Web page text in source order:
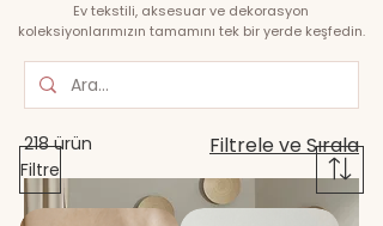
Ev tekstili, aksesuar ve dekorasyon
koleksiyonlarımızın tamamını tek bir yerde keşfedin.
218 ürün Filtrele ve Sırala
Filtre